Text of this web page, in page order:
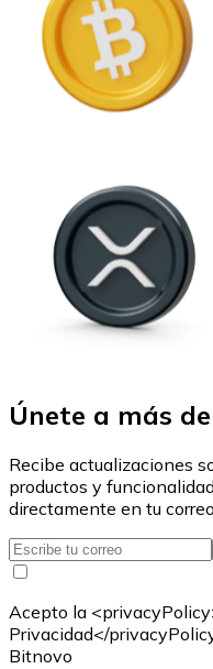
Únete a más
Recibe actualizaciones
productos y
directamente en tu
Acepto la
Privacidad</
Bitnovo